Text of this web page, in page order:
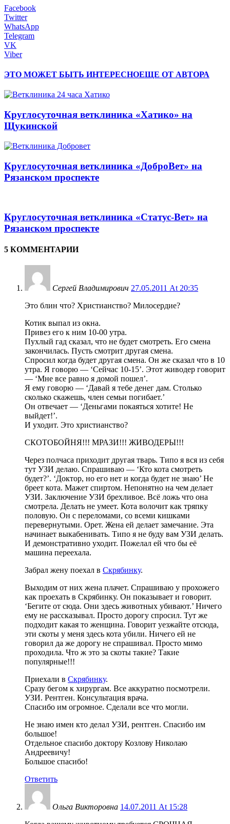
Facebook
Twitter
WhatsApp
Telegram
VK
Viber
ЭТО МОЖЕТ БЫТЬ ИНТЕРЕСНОЕЩЕ ОТ АВТОРА
Круглосуточная ветклиника «Хатико» на
Щукинской
Круглосуточная ветклиника «ДоброВет» на
Рязанском проспекте
Круглосуточная ветклиника «Статус-Вет» на
Рязанском проспекте
5 КОММЕНТАРИИ
Сергей Владимирович 27.05.2011 At 20:35
Это блин что? Христианство? Милосердие?
Котик выпал из окна.
Привез его к ним 10-00 утра.
Пухлый гад сказал, что не будет смотреть. Его смена
закончилась. Пусть смотрит другая смена.
Спросил когда будет другая смена. Он же сказал что в 10
утра. Я говорю — ‘Сейчас 10-15’. Этот живодер говорит
— ‘Мне все равно я домой пошел’.
Я ему говорю — ‘Давай я тебе денег дам. Столько
сколько скажешь, член семьи погибает.’
Он отвечает — ‘Деньгами покаяться хотите! Не
выйдет!’.
И уходит. Это христианство?
СКОТОБОЙНЯ!!! МРАЗИ!!! ЖИВОДЕРЫ!!!
Через полчаса приходит другая тварь. Типо я вся из себя
тут УЗИ делаю. Спрашиваю — ‘Кто кота смотреть
будет?’. ‘Доктор, но его нет и когда будет не знаю’ Не
бреет кота. Мажет спиртом. Непонятно на чем делает
УЗИ. Заключение УЗИ брехливое. Всё ложь что она
смотрела. Делать не умеет. Кота волочит как тряпку
половую. Он с переломами, со всеми кишками
перевернутыми. Орет. Жена ей делает замечание. Эта
начинает выкабенивать. Типо я не буду вам УЗИ делать.
И демонстративно уходит. Пожелал ей что бы её
машина переехала.
Забрал жену поехал в Скрябинку.
Выходим от них жена плачет. Спрашиваю у прохожего
как проехать в Скрябинку. Он показывает и говорит.
‘Бегите от сюда. Они здесь животных убивают.’ Ничего
ему не рассказывал. Просто дорогу спросил. Тут же
подходит какая то женщина. Говорит уезжайте отсюда,
эти скоты у меня здесь кота убили. Ничего ей не
говорил да же дорогу не спрашивал. Просто мимо
проходила. Что ж это за скоты такие? Такие
популярные!!!
Приехали в Скрябинку.
Сразу бегом к хирургам. Все аккуратно посмотрели.
УЗИ. Рентген. Консультация врача.
Спасибо им огромное. Сделали все что могли.
Не знаю имен кто делал УЗИ, рентген. Спасибо им
большое!
Отдельное спасибо доктору Козлову Николаю
Андреевичу!
Большое спасибо!
Ответить
Ольга Викторовна 14.07.2011 At 15:28